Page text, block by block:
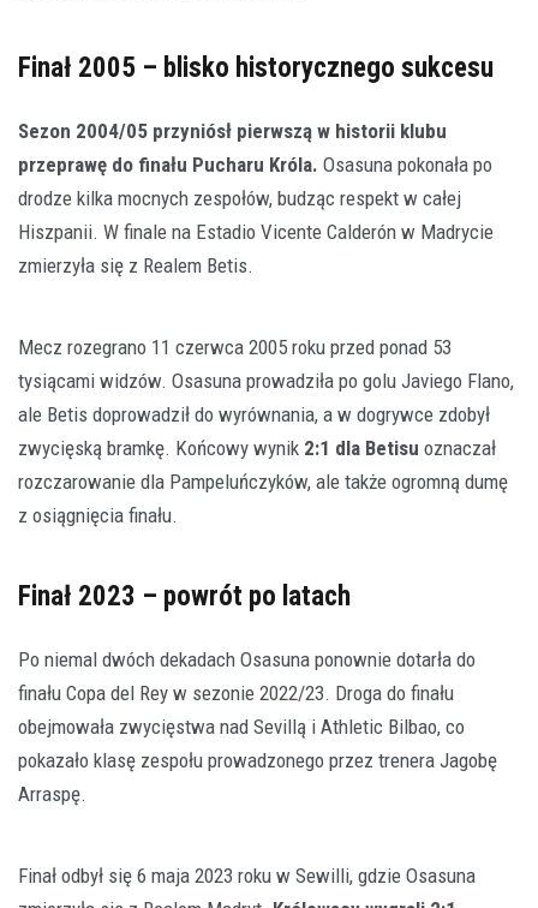
Finał 2005 – blisko historycznego sukcesu
Sezon 2004/05 przyniósł pierwszą w historii klubu
przeprawę do finału Pucharu Króla. Osasuna pokonała po
drodze kilka mocnych zespołów, budząc respekt w całej
Hiszpanii. W finale na Estadio Vicente Calderón w Madrycie
zmierzyła się z Realem Betis.
Mecz rozegrano 11 czerwca 2005 roku przed ponad 53
tysiącami widzów. Osasuna prowadziła po golu Javiego Flano,
ale Betis doprowadził do wyrównania, a w dogrywce zdobył
zwycięską bramkę. Końcowy wynik 2:1 dla Betisu oznaczał
rozczarowanie dla Pampeluńczyków, ale także ogromną dumę
z osiągnięcia finału.
Finał 2023 – powrót po latach
Po niemal dwóch dekadach Osasuna ponownie dotarła do
finału Copa del Rey w sezonie 2022/23. Droga do finału
obejmowała zwycięstwa nad Sevillą i Athletic Bilbao, co
pokazało klasę zespołu prowadzonego przez trenera Jagobę
Arraspę.
Finał odbył się 6 maja 2023 roku w Sewilli, gdzie Osasuna